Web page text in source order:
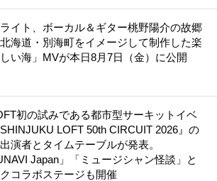
イト、ボーカル＆ギター桃野陽介の故郷
海道・別海町をイメージして制作した楽
い海」MVが本日8月7日（金）に公開
初の試みである都市型サーキットイベ
LOFT 50th CIRCUIT 2026』の
演者とタイムテーブルが発表。
Japan」「ミュージシャン怪談」と
コラボステージも開催